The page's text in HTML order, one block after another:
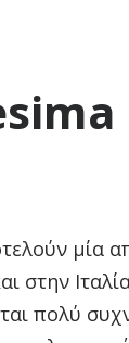
μία
στην
πολύ